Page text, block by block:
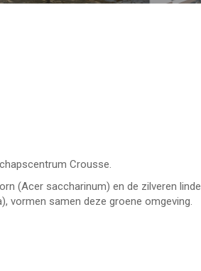
Crousse.
(Acer saccharinum) en de zilveren linde
vormen samen deze groene omgeving.